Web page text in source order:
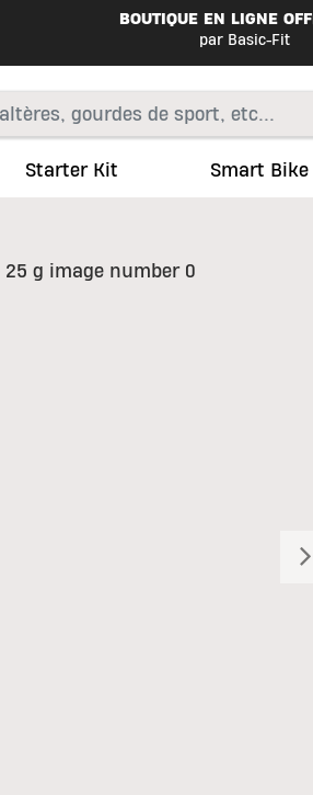
BOUTIQUE EN LIGNE
par Basic-Fit
Starter Kit Smart Bike